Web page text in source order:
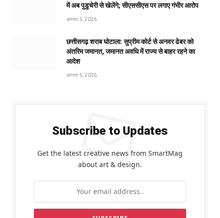
में अब पुडुचेरी से खेलेंगे; सीएससीएस पर लगाए गंभीर आरोप
अगस्त 5, 2026
छत्तीसगढ़ शराब घोटाला: सुप्रीम कोर्ट से अनवर ढेबर को
अंतरिम जमानत, जमानत अवधि में राज्य से बाहर रहने का
आदेश
अगस्त 5, 2026
Subscribe to Updates
Get the latest creative news from SmartMag
about art & design.